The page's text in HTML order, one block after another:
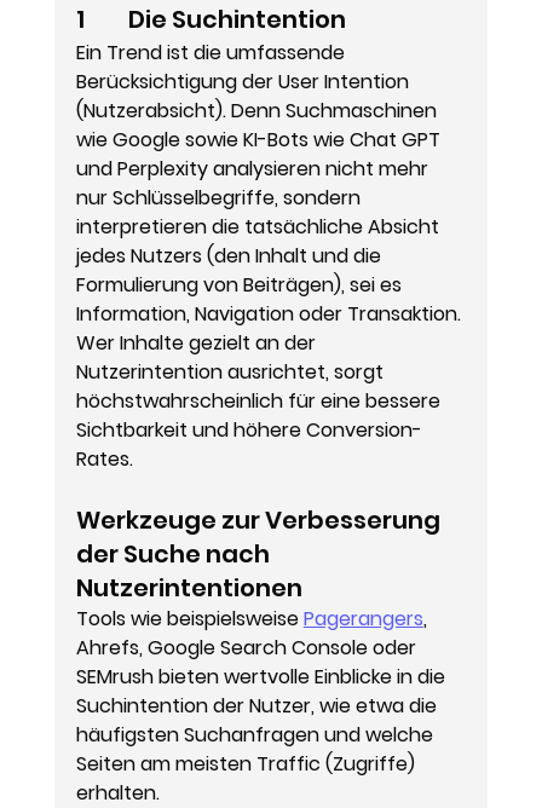
1         Die Suchintention
Ein Trend ist die umfassende
Berücksichtigung der User Intention
(Nutzerabsicht). Denn Suchmaschinen
wie Google sowie KI-Bots wie Chat GPT
und Perplexity analysieren nicht mehr
nur Schlüsselbegriffe, sondern
interpretieren die tatsächliche Absicht
jedes Nutzers (den Inhalt und die
Formulierung von Beiträgen), sei es
Information, Navigation oder Transaktion.
Wer Inhalte gezielt an der
Nutzerintention ausrichtet, sorgt
höchstwahrscheinlich für eine bessere
Sichtbarkeit und höhere Conversion-
Rates.
Werkzeuge zur Verbesserung
der Suche nach
Nutzerintentionen
Tools wie beispielsweise Pagerangers,
Ahrefs, Google Search Console oder
SEMrush bieten wertvolle Einblicke in die
Suchintention der Nutzer, wie etwa die
häufigsten Suchanfragen und welche
Seiten am meisten Traffic (Zugriffe)
erhalten.